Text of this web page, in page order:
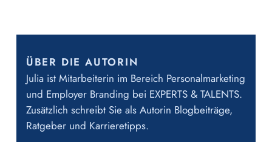
ÜBER DIE AUTORIN
Julia ist Mitarbeiterin im Bereich Personalmarketing
und Employer Branding bei EXPERTS & TALENTS.
Zusätzlich schreibt Sie als Autorin Blogbeiträge,
Ratgeber und Karrieretipps.